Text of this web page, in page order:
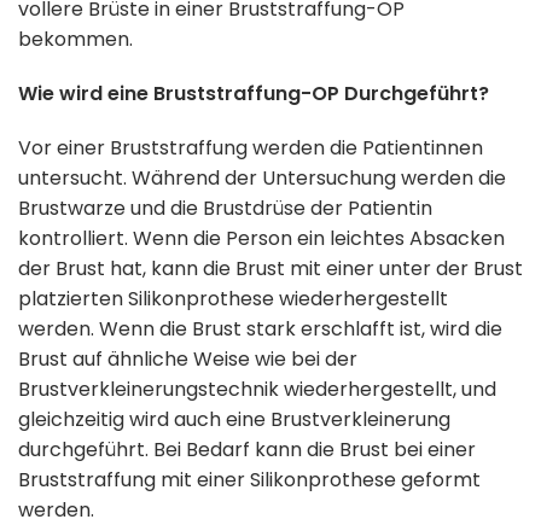
vollere Brüste in einer Bruststraffung-OP
bekommen.
Wie wird eine Bruststraffung-OP Durchgeführt?
Vor einer Bruststraffung werden die Patientinnen
untersucht. Während der Untersuchung werden die
Brustwarze und die Brustdrüse der Patientin
kontrolliert. Wenn die Person ein leichtes Absacken
der Brust hat, kann die Brust mit einer unter der Brust
platzierten Silikonprothese wiederhergestellt
werden. Wenn die Brust stark erschlafft ist, wird die
Brust auf ähnliche Weise wie bei der
Brustverkleinerungstechnik wiederhergestellt, und
gleichzeitig wird auch eine Brustverkleinerung
durchgeführt. Bei Bedarf kann die Brust bei einer
Bruststraffung mit einer Silikonprothese geformt
werden.